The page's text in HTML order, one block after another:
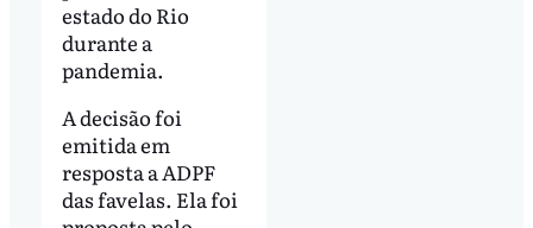
estado do Rio
durante a
pandemia.
A decisão foi
emitida em
resposta a ADPF
das favelas. Ela foi